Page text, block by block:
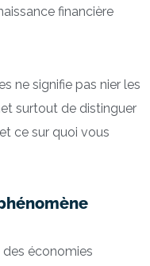
financière
ne signifie pas nier les
surtout de distinguer
ce sur quoi vous
des économies